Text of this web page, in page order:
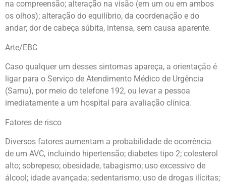
na compreensão; alteração na visão (em um ou em ambos
os olhos); alteração do equilíbrio, da coordenação e do
andar; dor de cabeça súbita, intensa, sem causa aparente.
Arte/EBC
Caso qualquer um desses sintomas apareça, a orientação é
ligar para o Serviço de Atendimento Médico de Urgência
(Samu), por meio do telefone 192, ou levar a pessoa
imediatamente a um hospital para avaliação clínica.
Fatores de risco
Diversos fatores aumentam a probabilidade de ocorrência
de um AVC, incluindo hipertensão; diabetes tipo 2; colesterol
alto; sobrepeso; obesidade, tabagismo; uso excessivo de
álcool; idade avançada; sedentarismo; uso de drogas ilícitas;